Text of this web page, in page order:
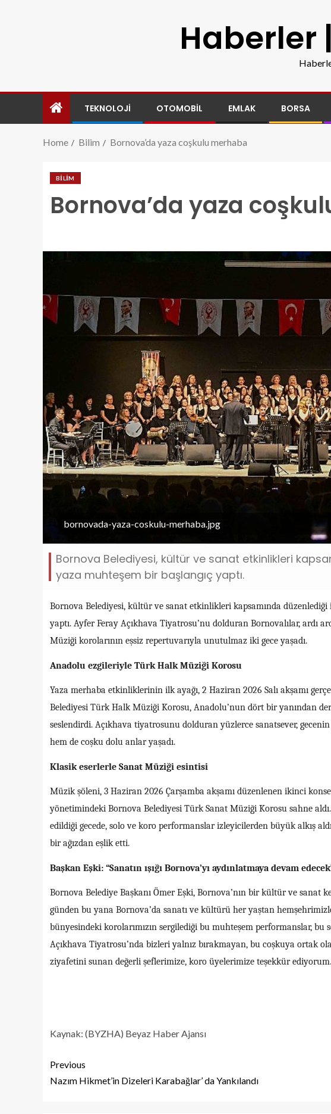
Haberler
TEKNOLOJI OTOMOBIL EMLAK BORSA
Home Bilim Bornova’da yaza coşkulu merhaba
BILIM
Bornova’da yaza
bornovada-yaza-coskulu-merhaba.jpg
Bornova Belediyesi, kültür ve sanat etkinlikleri
yaza muhteşem bir başlangıç yaptı.
Bornova Belediyesi, kültür ve sanat etkinlikleri kapsamında
yaptı. Ayfer Feray Açıkhava Tiyatrosu’nu dolduran Bornovalılar, ardı
Müziği korolarının eşsiz repertuvarıyla unutulmaz iki gece yaşadı.
Anadolu ezgileriyle Türk Halk Müziği Korosu
Yaza merhaba etkinliklerinin ilk ayağı, 2 Haziran 2026 Salı akşamı
Belediyesi Türk Halk Müziği Korosu, Anadolu’nun dört bir yanından
seslendirdi. Açıkhava tiyatrosunu dolduran yüzlerce sanatsever,
hem de coşku dolu anlar yaşadı.
Klasik eserlerle Sanat Müziği esintisi
Müzik şöleni, 3 Haziran 2026 Çarşamba akşamı düzenlenen ikinci
yönetimindeki Bornova Belediyesi Türk Sanat Müziği Korosu sahne
edildiği gecede, solo ve koro performanslar izleyicilerden büyük alkış
bir ağızdan eşlik etti.
Başkan Eşki: “Sanatın ışığı Bornova’yı aydınlatmaya devam
Bornova Belediye Başkanı Ömer Eşki, Bornova’nın bir kültür ve sanat
günden bu yana Bornova’da sanatı ve kültürü her yaştan
bünyesindeki korolarımızın sergilediği bu muhteşem performanslar, bu
Açıkhava Tiyatrosu’nda bizleri yalnız bırakmayan, bu coşkuya ortak
ziyafetini sunan değerli şeflerimize, koro üyelerimize teşekkür ediyorum.
Kaynak: (BYZHA) Beyaz Haber Ajansı
Previous
Nazım Hikmet’in Dizeleri Karabağlar’ da Yankılandı